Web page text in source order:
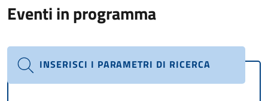
Eventi in programma
INSERISCI I PARAMETRI DI RICERCA